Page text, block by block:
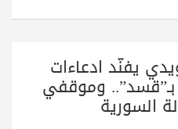
re
يفنّد ادعاءات
بـ”قسد”.. وموقفي
السورية